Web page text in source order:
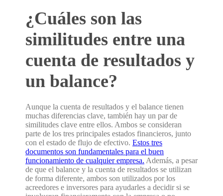
¿Cuáles son las
similitudes entre una
cuenta de resultados y
un balance?
Aunque la cuenta de resultados y el balance tienen
muchas diferencias clave, también hay un par de
similitudes clave entre ellos. Ambos se consideran
parte de los tres principales estados financieros, junto
con el estado de flujo de efectivo. Estos tres
documentos son fundamentales para el buen
funcionamiento de cualquier empresa. Además, a pesar
de que el balance y la cuenta de resultados se utilizan
de forma diferente, ambos son utilizados por los
acreedores e inversores para ayudarles a decidir si se